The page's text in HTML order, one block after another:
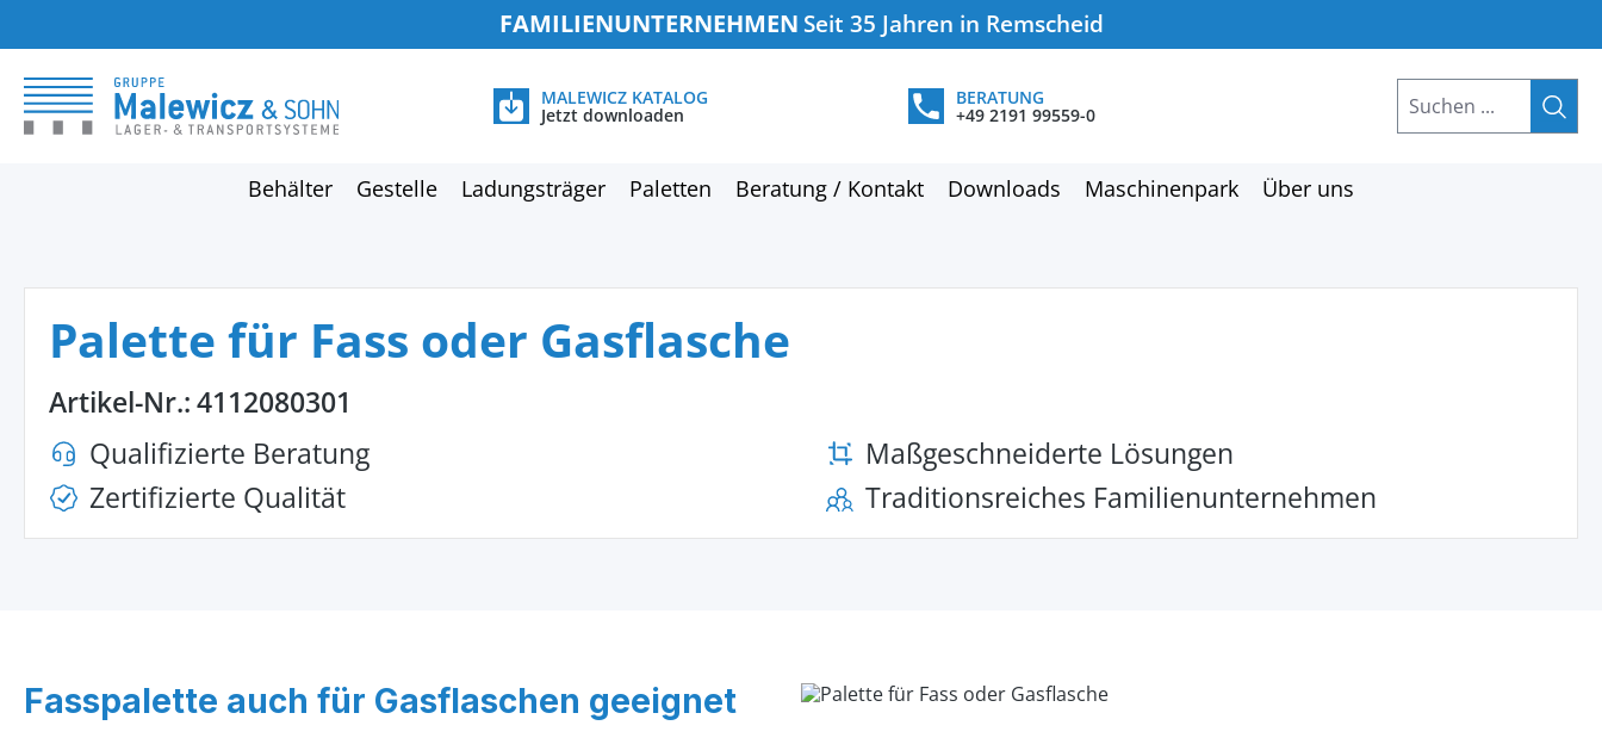
FAMILIENUNTERNEHMEN Seit 35 Jahren in Remscheid
MALEWICZ KATALOG
Jetzt downloaden
BERATUNG
+49 2191 99559-0
Behälter Gestelle Ladungsträger Paletten Beratung / Kontakt Downloads Maschinenpark Über uns
Palette für Fass oder Gasflasche
Artikel-Nr.:4112080301
Qualifizierte Beratung
Zertifizierte Qualität
Maßgeschneiderte Lösungen
Traditionsreiches Familienunternehmen
Fasspalette auch für Gasflaschen geeignet